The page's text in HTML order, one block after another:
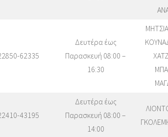
62335
Δευτέρα έως
Παρασκευή 08:00 –
16:30
43195
Δευτέρα έως
Παρασκευή 08:00 –
14:00